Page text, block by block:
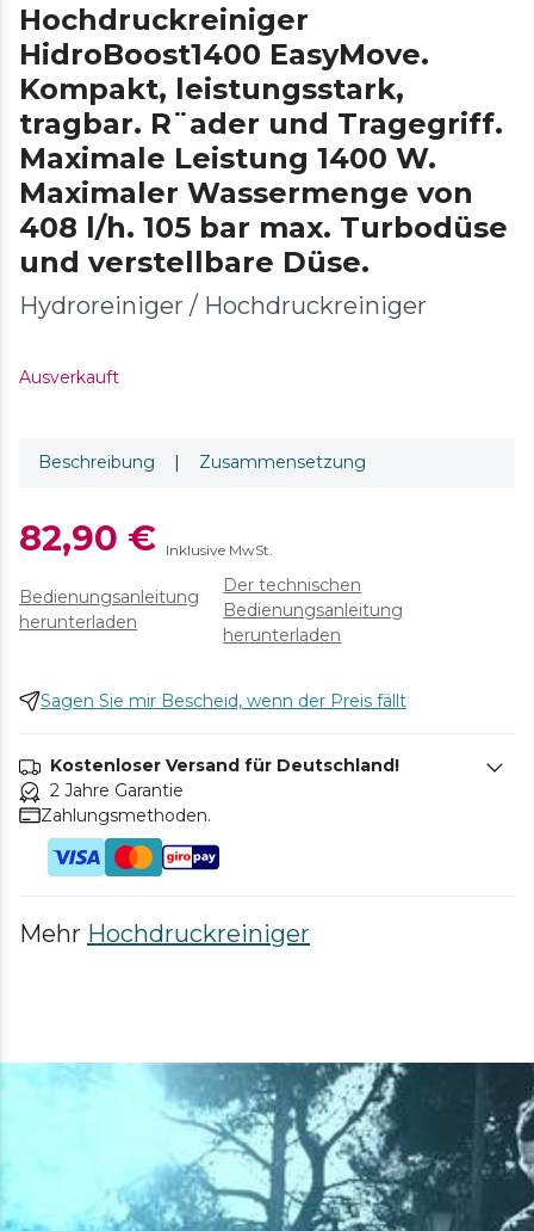
Hochdruckreiniger
HidroBoost1400 EasyMove.
Kompakt, leistungsstark,
tragbar. R¨ader und Tragegriff.
Maximale Leistung 1400 W.
Maximaler Wassermenge von
408 l/h. 105 bar max. Turbodüse
und verstellbare Düse.
Hydroreiniger / Hochdruckreiniger
Ausverkauft
Beschreibung | Zusammensetzung
82,90 € Inklusive MwSt.
Bedienungsanleitung
herunterladen
Der technischen
Bedienungsanleitung
herunterladen
Sagen Sie mir Bescheid, wenn der Preis fällt
Kostenloser Versand für Deutschland!
2 Jahre Garantie
Zahlungsmethoden.
Mehr Hochdruckreiniger